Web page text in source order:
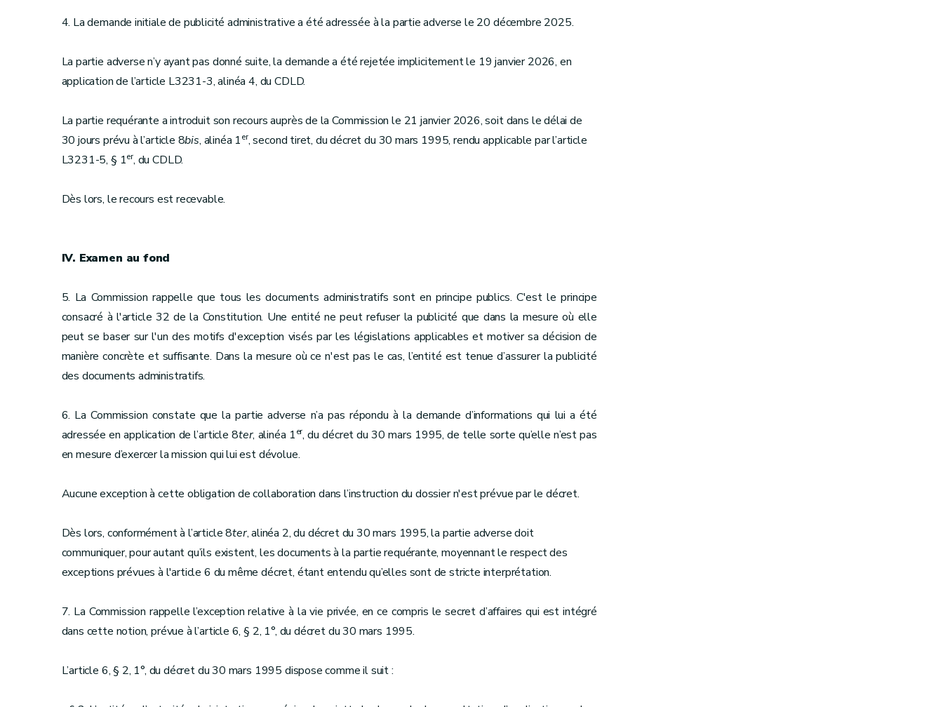
4. La demande initiale de publicité administrative a été adressée à la partie adverse le 20 décembre 2025.
La partie adverse n’y ayant pas donné suite, la demande a été rejetée implicitement le 19 janvier 2026, en
application de l’article L3231-3, alinéa 4, du CDLD.
La partie requérante a introduit son recours auprès de la Commission le 21 janvier 2026, soit dans le délai de
30 jours prévu à l’article 8bis, alinéa 1er, second tiret, du décret du 30 mars 1995, rendu applicable par l’article
L3231-5, § 1er, du CDLD.
Dès lors, le recours est recevable.
IV. Examen au fond
5. La Commission rappelle que tous les documents administratifs sont en principe publics. C'est le principe
consacré à l'article 32 de la Constitution. Une entité ne peut refuser la publicité que dans la mesure où elle
peut se baser sur l'un des motifs d'exception visés par les législations applicables et motiver sa décision de
manière concrète et suffisante. Dans la mesure où ce n'est pas le cas, l’entité est tenue d’assurer la publicité
des documents administratifs.
6. La Commission constate que la partie adverse n’a pas répondu à la demande d’informations qui lui a été
adressée en application de l’article 8ter, alinéa 1er, du décret du 30 mars 1995, de telle sorte qu’elle n’est pas
en mesure d’exercer la mission qui lui est dévolue.
Aucune exception à cette obligation de collaboration dans l’instruction du dossier n'est prévue par le décret.
Dès lors, conformément à l’article 8ter, alinéa 2, du décret du 30 mars 1995, la partie adverse doit
communiquer, pour autant qu’ils existent, les documents à la partie requérante, moyennant le respect des
exceptions prévues à l'article 6 du même décret, étant entendu qu’elles sont de stricte interprétation.
7. La Commission rappelle l’exception relative à la vie privée, en ce compris le secret d’affaires qui est intégré
dans cette notion, prévue à l’article 6, § 2, 1°, du décret du 30 mars 1995.
L’article 6, § 2, 1°, du décret du 30 mars 1995 dispose comme il suit :